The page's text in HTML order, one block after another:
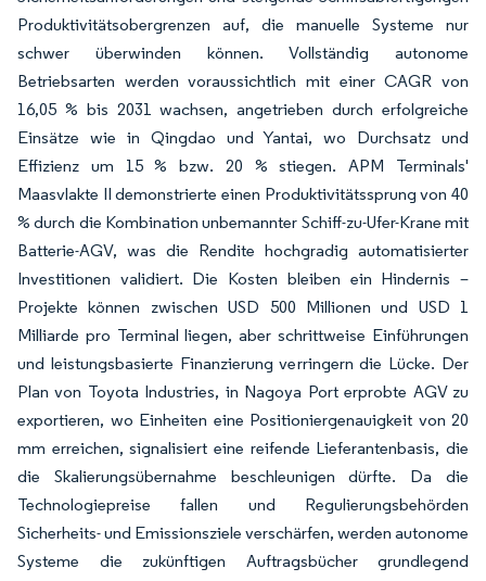
Produktivitätsobergrenzen auf, die manuelle Systeme nur
schwer überwinden können. Vollständig autonome
Betriebsarten werden voraussichtlich mit einer CAGR von
16,05 % bis 2031 wachsen, angetrieben durch erfolgreiche
Einsätze wie in Qingdao und Yantai, wo Durchsatz und
Effizienz um 15 % bzw. 20 % stiegen. APM Terminals'
Maasvlakte II demonstrierte einen Produktivitätssprung von 40
% durch die Kombination unbemannter Schiff-zu-Ufer-Krane mit
Batterie-AGV, was die Rendite hochgradig automatisierter
Investitionen validiert. Die Kosten bleiben ein Hindernis –
Projekte können zwischen USD 500 Millionen und USD 1
Milliarde pro Terminal liegen, aber schrittweise Einführungen
und leistungsbasierte Finanzierung verringern die Lücke. Der
Plan von Toyota Industries, in Nagoya Port erprobte AGV zu
exportieren, wo Einheiten eine Positioniergenauigkeit von 20
mm erreichen, signalisiert eine reifende Lieferantenbasis, die
die Skalierungsübernahme beschleunigen dürfte. Da die
Technologiepreise fallen und Regulierungsbehörden
Sicherheits- und Emissionsziele verschärfen, werden autonome
Systeme die zukünftigen Auftragsbücher grundlegend